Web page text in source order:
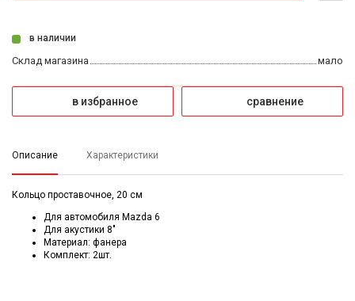
в наличии
Склад магазина мало
в избранное сравнение
Описание Характеристики
Кольцо проставочное, 20 см
Для автомобиля Mazda 6
Для акустики 8″
Материал: фанера
Комплект: 2шт.